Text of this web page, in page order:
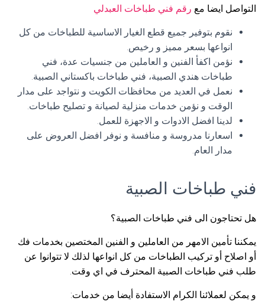
التواصل ايضا مع رقم فني طباخات العبدلي
نقوم بتوفير جميع قطع الغيار الاساسية للطباخات من كل
انواعها بسعر مميز و رخيص.
نؤمن اكفأ الفنين و العاملين من جنسيات عدة، فني
طباخات هندي الصبية، فني طباخات باكستاني الصبية.
نعمل في العديد من محافظات الكويت و نتواجد على مدار
الوقت و نؤمن خدمات منزلية لصيانة و تصليح طباخات.
لدينا افضل الادوات و الاجهزة للعمل.
اسعارنا مدروسة و منافسة و نوفر افضل العروض على
مدار العام.
فني طباخات الصبية
هل تحتاجون الى فني طباخات الصبية؟
يمكننا تأمين الامهر من العاملين و الفنين المختصين بخدمات فك
أو اصلاح أو تركيب الطباخات من كل انواعها لذلك لا تتوانوا عن
طلب فني طباخات الصبية المحترف في اي وقت.
و يمكن لعملائنا الكرام الاستفادة أيضا من خدمات: